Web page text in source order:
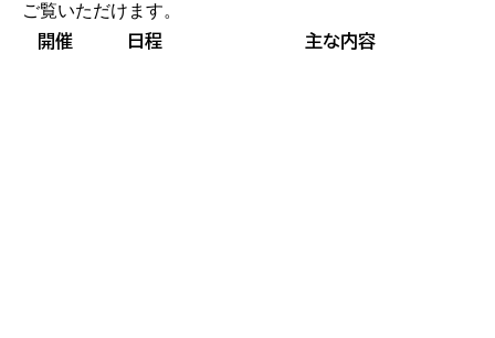
ご覧いただけます。
開催 日程 主な内容